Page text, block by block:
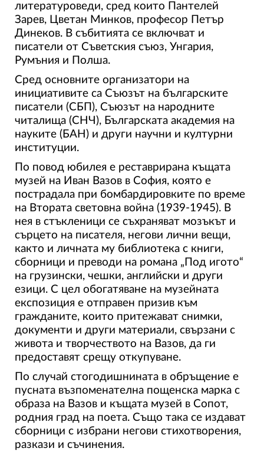
литературоведи, сред които Пантелей
Зарев, Цветан Минков, професор Петър
Динеков. В събитията се включват и
писатели от Съветския съюз, Унгария,
Румъния и Полша.
Сред основните организатори на
инициативите са Съюзът на българските
писатели (СБП), Съюзът на народните
читалища (СНЧ), Българската академия на
науките (БАН) и други научни и културни
институции.
По повод юбилея е реставрирана къщата
музей на Иван Вазов в София, която е
пострадала при бомбардировките по време
на Втората световна война (1939-1945). В
нея в стъкленици се съхраняват мозъкът и
сърцето на писателя, негови лични вещи,
както и личната му библиотека с книги,
сборници и преводи на романа „Под игото“
на грузински, чешки, английски и други
езици. С цел обогатяване на музейната
експозиция е отправен призив към
гражданите, които притежават снимки,
документи и други материали, свързани с
живота и творчеството на Вазов, да ги
предоставят срещу откупуване.
По случай стогодишнината в обръщение е
пусната възпоменателна пощенска марка с
образа на Вазов и къщата музей в Сопот,
родния град на поета. Също така се издават
сборници с избрани негови стихотворения,
разкази и съчинения.